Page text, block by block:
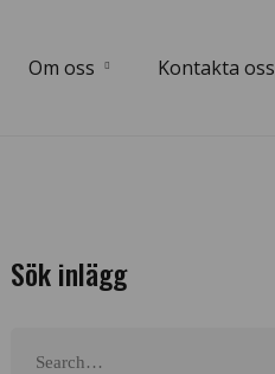
Om oss Kontakta oss
Sök inlägg